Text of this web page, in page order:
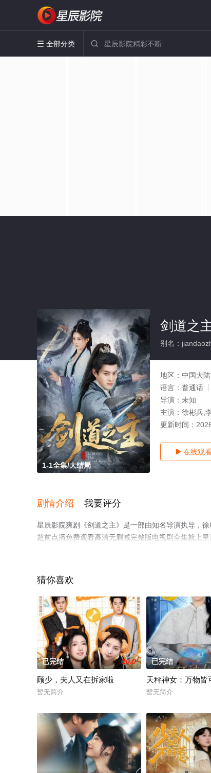
 全部分类 
1-1全集/大结局
剑道之
别名：
地区： 中国大陆
语言： 普通话
导演： 未知
主演： 徐彬兵,
更新时间：
 在线观
剧情介绍 我要评分
星辰影院爽剧《剑道之主》是一部由知名导演执导，
超前点播免费观看高清无删减完整版电视剧全集就上
猜你喜欢
已完结 10.0
顾少，夫人又在拆家啦
暂无简介
已完结
天秤神女：万物皆
暂无简介